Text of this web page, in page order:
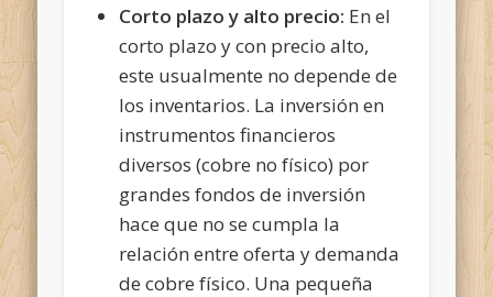
Corto plazo y alto precio: En el
corto plazo y con precio alto,
este usualmente no depende de
los inventarios. La inversión en
instrumentos financieros
diversos (cobre no físico) por
grandes fondos de inversión
hace que no se cumpla la
relación entre oferta y demanda
de cobre físico. Una pequeña